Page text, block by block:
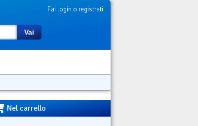
Fai login o registrati
Vai
Nel carrello